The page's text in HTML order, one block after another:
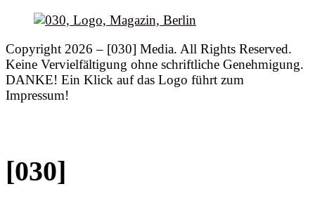
Copyright 2026 – [030] Media. All Rights Reserved.
Keine Vervielfältigung ohne schriftliche Genehmigung.
DANKE! Ein Klick auf das Logo führt zum
Impressum!
[030]